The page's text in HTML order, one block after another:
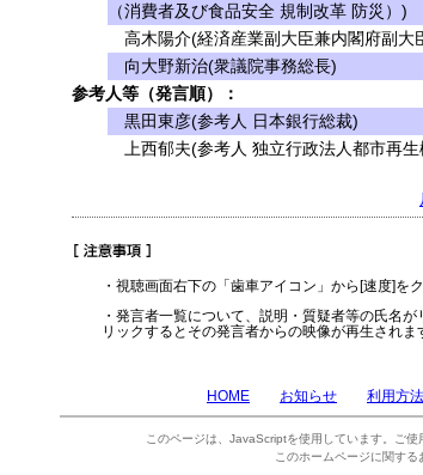
（消費者及び食品安全 規制改革 防災）)
高木陽介(経済産業副大臣兼内閣府副大
向大野新治(衆議院事務総長)
参考人等（発言順）：
黒田東彦(参考人 日本銀行総裁)
上西郁夫(参考人 独立行政法人都市再生
・視聴画面右下の「歯車アイコン」から[速度]を
・発言者一覧について、説明・質疑者等の氏名
リックするとその発言者からの映像が再生されま
HOME
お知らせ 利用方法
このページは、JavaScriptを使用しています。ご
このホームページに関する